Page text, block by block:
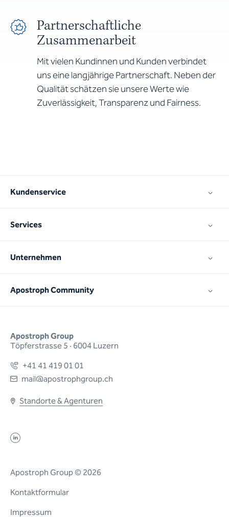
Partnerschaftliche
Zusammenarbeit
Mit vielen Kundinnen und Kunden verbindet
uns eine langjährige Partnerschaft. Neben der
Qualität schätzen sie unsere Werte wie
Zuverlässigkeit, Transparenz und Fairness.
Apostroph Group
Töpferstrasse 5 · 6004 Luzern
+41 41 419 01 01
mail@apostrophgroup.ch
Standorte & Agenturen
Kundenservice
Services
Unternehmen
Apostroph Community
Apostroph Group © 2026
Kontaktformular
Impressum